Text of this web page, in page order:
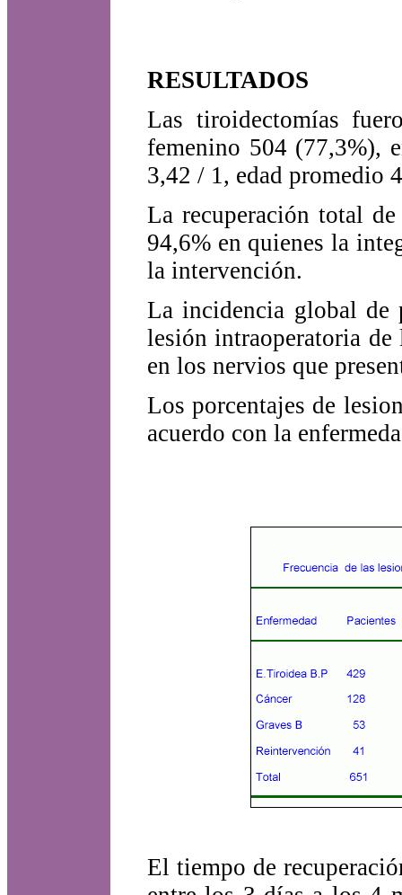
RESULTADOS
Las tiroidectomías
femenino 504 (77,3%),
3,42 / 1, edad promedio
La recuperación total
94,6% en quienes la
la intervención.
La incidencia global de
lesión intraoperatoria
en los nervios que
Los porcentajes de
acuerdo con la
El tiempo de